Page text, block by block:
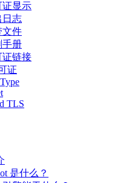
证显示
日志
文件
手册
证链接
证
TLS
是什么？